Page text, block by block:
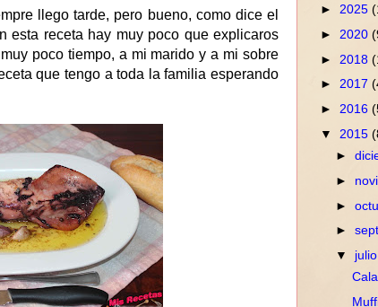
llego tarde, pero bueno, como dice el
esta receta hay muy poco que explicaros
poco tiempo, a mi marido y a mi sobre
que tengo a toda la familia esperando
► 2025
► 2020
► 2018
► 2017
► 2016
▼ 2015
►
►
►
►
▼